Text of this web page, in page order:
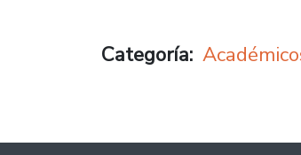
Categoría